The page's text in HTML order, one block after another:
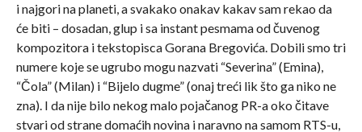
i najgori na planeti, a svakako onakav kakav sam rekao da
će biti – dosadan, glup i sa instant pesmama od čuvenog
kompozitora i tekstopisca Gorana Bregovića. Dobili smo tri
numere koje se ugrubo mogu nazvati “Severina” (Emina),
“Čola” (Milan) i “Bijelo dugme” (onaj treći lik što ga niko ne
zna). I da nije bilo nekog malo pojačanog PR-a oko čitave
stvari od strane domaćih novina i naravno na samom RTS-u,